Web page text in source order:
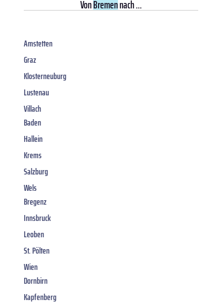
VonBremennach ...
Amstetten
Graz
Klosterneuburg
Lustenau
Villach
Baden
Hallein
Krems
Salzburg
Wels
Bregenz
Innsbruck
Leoben
St. Pölten
Wien
Dornbirn
Kapfenberg